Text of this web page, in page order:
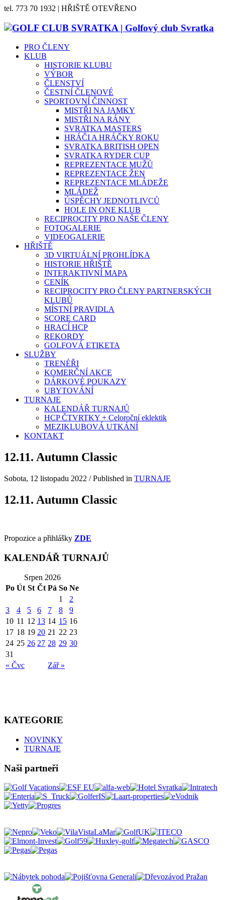
tel. 773 70 1932 | HŘIŠTĚ OTEVŘENO
PRO ČLENY
KLUB
HISTORIE KLUBU
VÝBOR
ČLENSTVÍ
ČESTNÍ ČLENOVÉ
SPORTOVNÍ ČINNOST
MISTŘI NA JAMKY
MISTŘI NA RÁNY
SVRATKA MASTERS
HRÁČI A HRÁČKY ROKU
SVRATKA BRITISH OPEN
SVRATKA RYDER CUP
REPREZENTACE MUŽŮ
REPREZENTACE ŽEN
REPREZENTACE MLÁDEŽE
MLÁDEŽ
ÚSPĚCHY JEDNOTLIVCŮ
HOLE IN ONE KLUB
RECIPROCITY PRO NAŠE ČLENY
FOTOGALERIE
VIDEOGALERIE
HŘIŠTĚ
3D VIRTUÁLNÍ PROHLÍDKA
HISTORIE HŘIŠTĚ
INTERAKTIVNÍ MAPA
CENÍK
RECIPROCITY PRO ČLENY PARTNERSKÝCH
KLUBŮ
MÍSTNÍ PRAVIDLA
SCORE CARD
HRACÍ HCP
REKORDY
GOLFOVÁ ETIKETA
SLUŽBY
TRENÉŘI
KOMERČNÍ AKCE
DÁRKOVÉ POUKAZY
UBYTOVÁNÍ
TURNAJE
KALENDÁŘ TURNAJŮ
HCP ČTVRTKY + Celoroční eklektik
MEZIKLUBOVÁ UTKÁNÍ
KONTAKT
12.11. Autumn Classic
Sobota, 12 listopadu 2022 /Published in TURNAJE
12.11. Autumn Classic
Propozice a přihlášky ZDE
KALENDÁŘ TURNAJŮ
Srpen 2026
Po Út St Čt Pá So Ne
« Čvc Zář »
1
2
3
4 5 6 7 8
9
10 11 12 13 14 15 16
17 18 19 20 21 22 23
24 25 26 27 28 29 30
31
KATEGORIE
NOVINKY
TURNAJE
Naši partneři